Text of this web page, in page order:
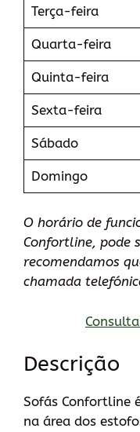
Terça-feira
Quarta-feira
Quinta-feira
Sexta-feira
Sábado
Domingo
O horário de
Confortline, pode
recomendamos
chamada
Descrição
Sofás Confortline
na área dos